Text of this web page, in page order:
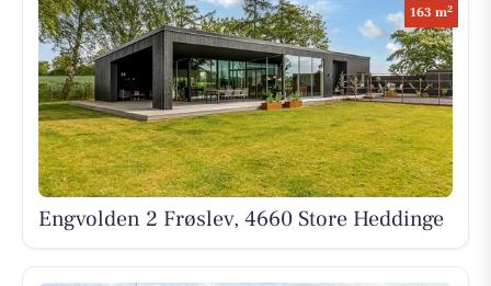
163 m2
Engvolden 2 Frøslev, 4660 Store Heddinge